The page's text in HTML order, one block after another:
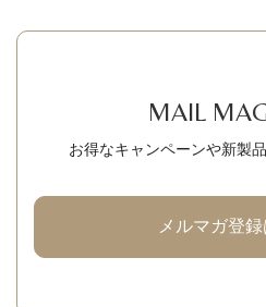
検 索
MAIL
お得なキャンペーンや新製
メルマガ登